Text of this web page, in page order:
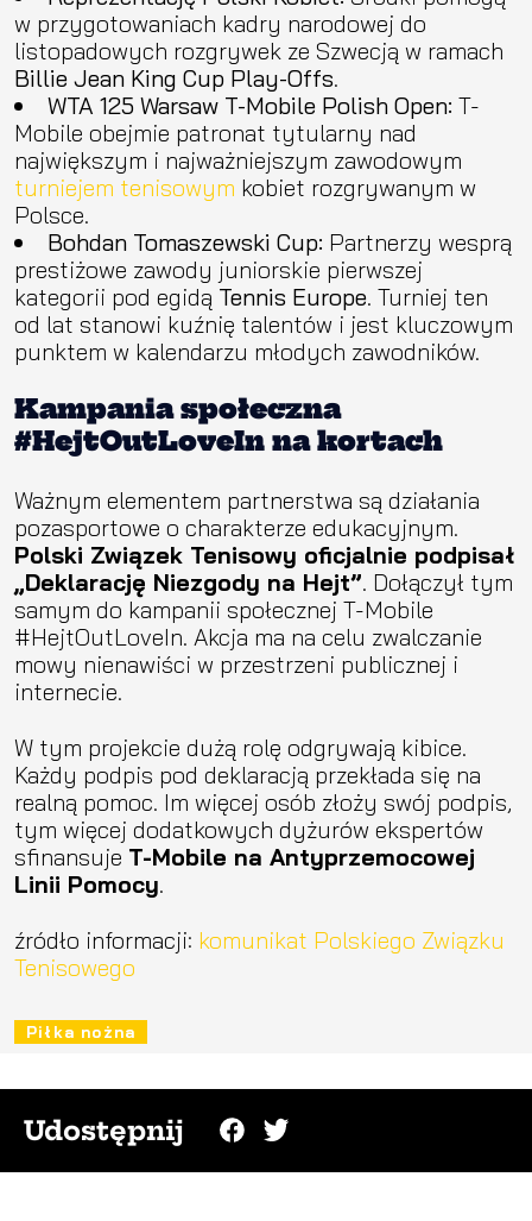
w przygotowaniach kadry narodowej do
listopadowych rozgrywek ze Szwecją w ramach
Billie Jean King Cup Play-Offs.
WTA 125 Warsaw T-Mobile Polish Open: T-
Mobile obejmie patronat tytularny nad
największym i najważniejszym zawodowym
turniejem tenisowym kobiet rozgrywanym w
Polsce.
Bohdan Tomaszewski Cup: Partnerzy wesprą
prestiżowe zawody juniorskie pierwszej
kategorii pod egidą Tennis Europe. Turniej ten
od lat stanowi kuźnię talentów i jest kluczowym
punktem w kalendarzu młodych zawodników.
Kampania społeczna
#HejtOutLoveIn na kortach
Ważnym elementem partnerstwa są działania
pozasportowe o charakterze edukacyjnym.
Polski Związek Tenisowy oficjalnie podpisał
„Deklarację Niezgody na Hejt”. Dołączył tym
samym do kampanii społecznej T-Mobile
#HejtOutLoveIn. Akcja ma na celu zwalczanie
mowy nienawiści w przestrzeni publicznej i
internecie.
W tym projekcie dużą rolę odgrywają kibice.
Każdy podpis pod deklaracją przekłada się na
realną pomoc. Im więcej osób złoży swój podpis,
tym więcej dodatkowych dyżurów ekspertów
sfinansuje T-Mobile na Antyprzemocowej
Linii Pomocy.
źródło informacji: komunikat Polskiego Związku
Tenisowego
Piłka nożna
Udostępnij